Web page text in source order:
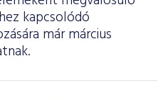
kapcsolódó
már március